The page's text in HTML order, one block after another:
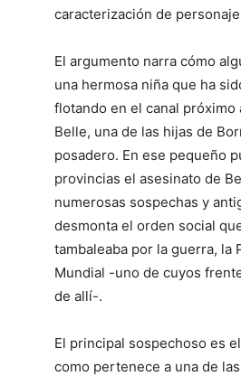
caracterización de
El argumento narra cómo
una hermosa niña que ha
flotando en el canal próximo
Belle, una de las hijas de
posadero. En ese pequeño
provincias el asesinato de
numerosas sospechas y
desmonta el orden social
tambaleaba por la guerra, la
Mundial -uno de cuyos
de allí-.
El principal sospechoso es
como pertenece a una de